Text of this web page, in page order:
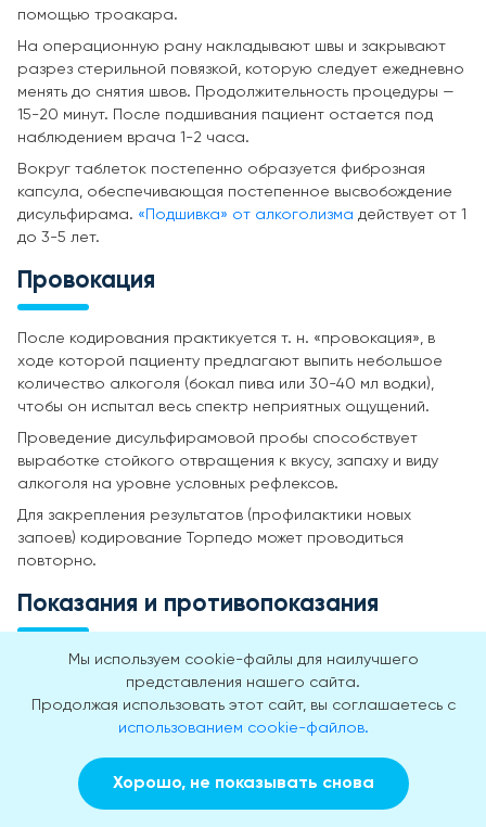
помощью троакара.
На операционную рану накладывают швы и закрывают
разрез стерильной повязкой, которую следует ежедневно
менять до снятия швов. Продолжительность процедуры —
15-20 минут. После подшивания пациент остается под
наблюдением врача 1-2 часа.
Вокруг таблеток постепенно образуется фиброзная
капсула, обеспечивающая постепенное высвобождение
дисульфирама. «Подшивка» от алкоголизма действует от 1
до 3-5 лет.
Провокация
После кодирования практикуется т. н. «провокация», в
ходе которой пациенту предлагают выпить небольшое
количество алкоголя (бокал пива или 30-40 мл водки),
чтобы он испытал весь спектр неприятных ощущений.
Проведение дисульфирамовой пробы способствует
выработке стойкого отвращения к вкусу, запаху и виду
алкоголя на уровне условных рефлексов.
Для закрепления результатов (профилактики новых
запоев) кодирование Торпедо может проводиться
повторно.
Показания и противопоказания
Химическая защита от алкоголя может применяться
параллельно с психотерапевтическими методиками. Эта
схема лечения называется «Двойной блок». Вшивать
Торпедо и использовать другие методы запретительной
аддикции.
Абсолютные противопоказания:
Мы используем cookie-файлы для наилучшего
представления нашего сайта.
Продолжая использовать этот сайт, вы соглашаетесь с
использованием cookie-файлов.
Хорошо, не показывать снова
Заказать звонок Вызвать врача на дом